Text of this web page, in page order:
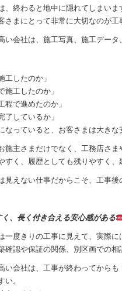
、終わると地中に隠れてしまいま
さまにとって非常に大切なのが工
い会社は、施工写真、施工デー
工したのか」
施工したのか」
程で進めたのか」
了しているか」
なっていると、お客さまは大きな
施主さまだけでなく、工務店さ
すく、履歴としても残りやすく
見えない仕事だからこそ、工事後
、長く付き合える安心感がある
一度きりの工事に見えて、実際に
確認や保証の関係、別区画での相
い会社は、工事が終わってから
。